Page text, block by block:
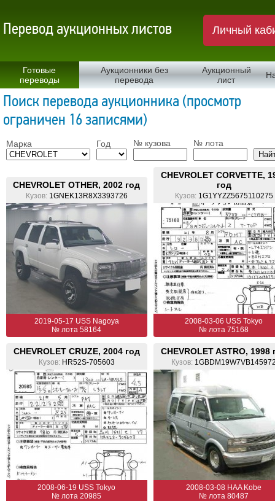
Перевод аукционных листов Личный
Готовые
переводы
Аукционники без
перевода
Аукционный
лист
Поиск перевода аукционника (просмотр
ограничен 16 записями)
Марка Год № кузова № лота
CHEVROLET OTHER, 2002 год
Кузов: 1GNEK13R8X3393726
2019-05-17 USS Nagoya
№ лота 58164
CHEVROLET CORVETTE,
год
Кузов: 1G1YYZZ5675110275
2008-03-06 USS Tokyo
№ лота 75168
CHEVROLET CRUZE, 2004 год
Кузов: HR52S-705603
2008-06-19 USS Tokyo
№ лота 20985
CHEVROLET ASTRO, 1998
Кузов:
2008-03-08 HAA Kobe
№ лота 80487